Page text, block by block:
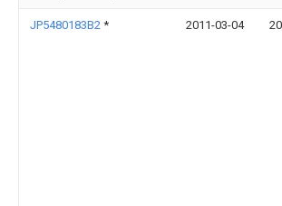
JP5480183B2 * 2011-03-04